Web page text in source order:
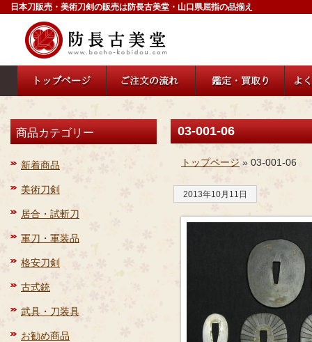
日本刀販売・美術刀剣の販売は防長古美堂・山口県屈指の品揃え
商品カテゴリー
新着商品
美術刀剣
居合・試斬刀
軍刀・軍装品
格安刀剣
古式銃
武具・刀装具
お勧め商品
03-001-06
トップページ » 03-001-06
2013年10月11日